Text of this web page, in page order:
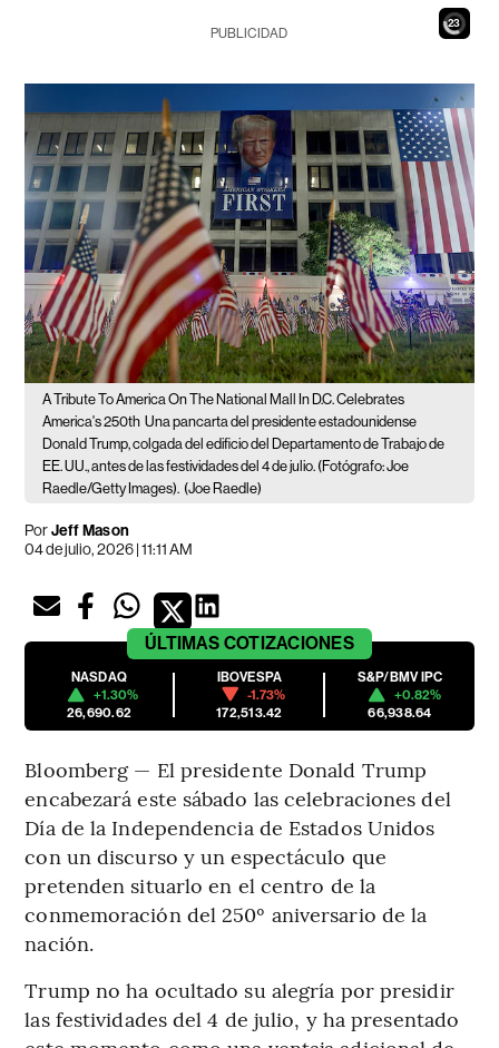
21
PUBLICIDAD
A Tribute To America On The National Mall In D.C. Celebrates
America's 250th Una pancarta del presidente estadounidense
Donald Trump, colgada del edificio del Departamento de Trabajo de
EE. UU., antes de las festividades del 4 de julio. (Fotógrafo: Joe
Raedle/Getty Images). (Joe Raedle)
PorJeff Mason
04 de julio, 2026 | 11:11 AM
ÚLTIMAS COTIZACIONES
NASDAQ
+1.30%
26,690.62
IBOVESPA
-1.73%
172,513.42
S&P/BMV IPC
+0.82%
66,938.64
Bloomberg — El presidente Donald Trump
encabezará este sábado las celebraciones del
Día de la Independencia de Estados Unidos
con un discurso y un espectáculo que
pretenden situarlo en el centro de la
conmemoración del 250º aniversario de la
nación.
Trump no ha ocultado su alegría por presidir
las festividades del 4 de julio, y ha presentado